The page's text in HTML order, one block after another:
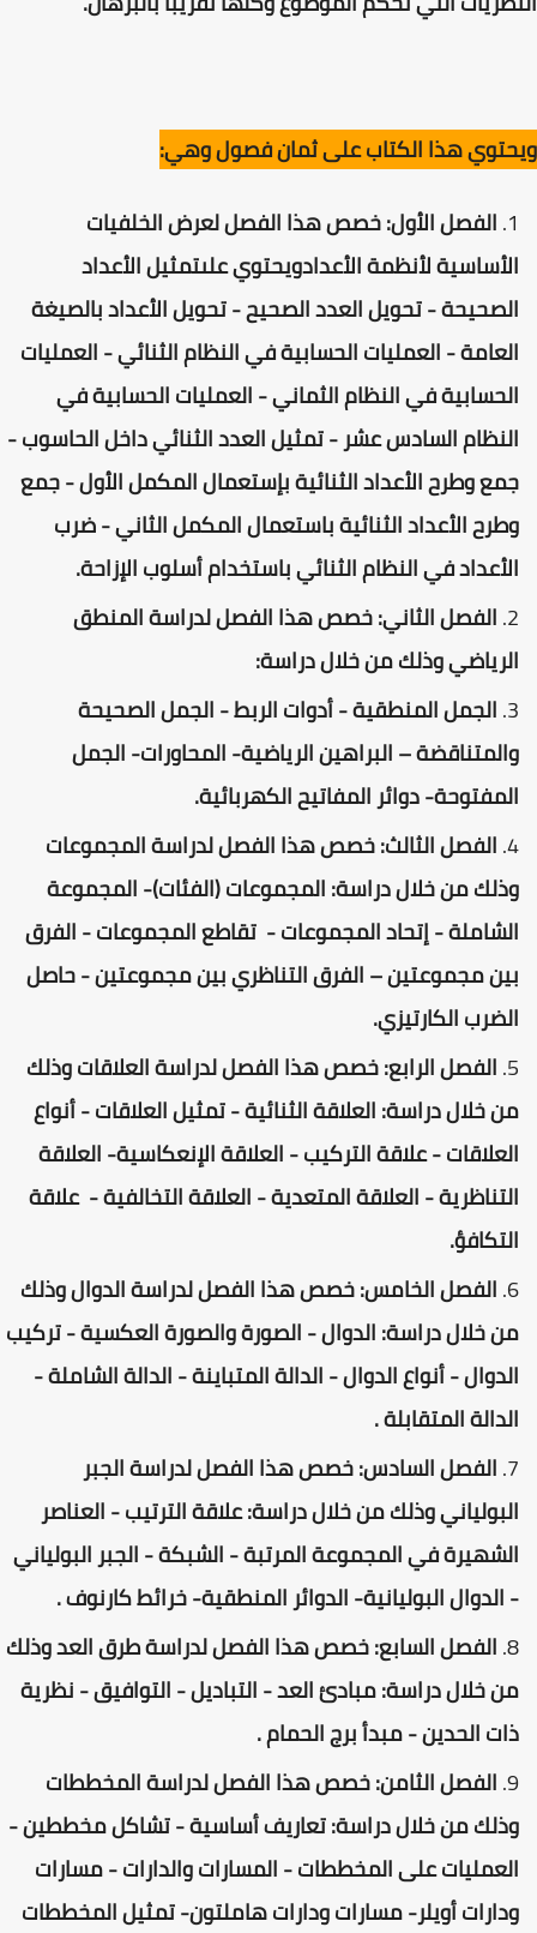
ويحتوي هذا الكتاب على ثمان فصول وهي:
الفصل الأول: خصص هذا الفصل لعرض الخلفيات
الأساسية لأنظمة الأعدادويحتوي علىتمثيل الأعداد
الصحيحة - تحويل العدد الصحيح - تحويل الأعداد بالصيغة
العامة - العمليات الحسابية في النظام الثنائي - العمليات
الحسابية في النظام الثماني - العمليات الحسابية في
النظام السادس عشر - تمثيل العدد الثنائي داخل الحاسوب -
جمع وطرح الأعداد الثنائية بإستعمال المكمل الأول - جمع
وطرح الأعداد الثنائية باستعمال المكمل الثاني - ضرب
الأعداد في النظام الثنائي باستخدام أسلوب الإزاحة.
الفصل الثاني: خصص هذا الفصل لدراسة المنطق
الرياضي وذلك من خلال دراسة:
الجمل المنطقية - أدوات الربط - الجمل الصحيحة
والمتناقضة – البراهين الرياضية- المحاورات- الجمل
المفتوحة- دوائر المفاتيح الكهربائية.
الفصل الثالث: خصص هذا الفصل لدراسة المجموعات
وذلك من خلال دراسة: المجموعات (الفئات)- المجموعة
الشاملة - إتحاد المجموعات - تقاطع المجموعات - الفرق
بين مجموعتين – الفرق التناظري بين مجموعتين - حاصل
الضرب الكارتيزي.
الفصل الرابع: خصص هذا الفصل لدراسة العلاقات وذلك
من خلال دراسة: العلاقة الثنائية - تمثيل العلاقات - أنواع
العلاقات - علاقة التركيب - العلاقة الإنعكاسية- العلاقة
التناظرية - العلاقة المتعدية - العلاقة التخالفية - علاقة
التكافؤ.
الفصل الخامس: خصص هذا الفصل لدراسة الدوال وذلك
من خلال دراسة: الدوال - الصورة والصورة العكسية - تركيب
الدوال - أنواع الدوال - الدالة المتباينة - الدالة الشاملة -
الدالة المتقابلة .
الفصل السادس: خصص هذا الفصل لدراسة الجبر
البولياني وذلك من خلال دراسة: علاقة الترتيب - العناصر
الشهيرة في المجموعة المرتبة - الشبكة - الجبر البولياني
- الدوال البوليانية- الدوائر المنطقية- خرائط كارنوف .
الفصل السابع: خصص هذا الفصل لدراسة طرق العد وذلك
من خلال دراسة: مبادئ العد - التباديل - التوافيق - نظرية
ذات الحدين - مبدأ برج الحمام .
الفصل الثامن: خصص هذا الفصل لدراسة المخططات
وذلك من خلال دراسة: تعاريف أساسية - تشاكل مخططين -
العمليات على المخططات - المسارات والدارات - مسارات
ودارات أويلر- مسارات ودارات هاملتون- تمثيل المخططات